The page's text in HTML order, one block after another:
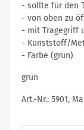
- sollte für den
- von oben zu
- mit Tragegriff
- Kunststoff/
- Farbe (grün)
grün
Art.-Nr.: 5901,